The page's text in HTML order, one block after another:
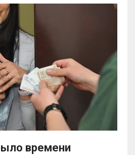
времени